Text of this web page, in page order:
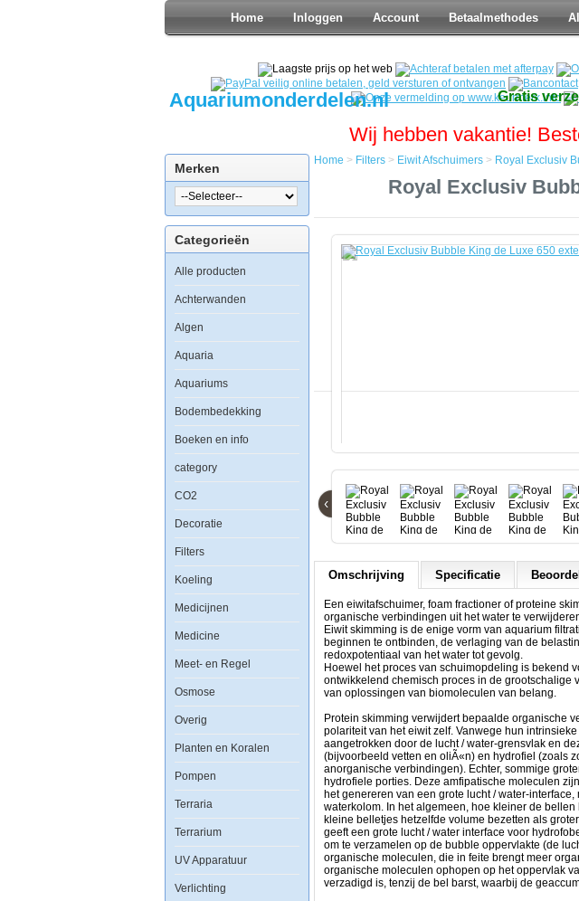
Home Inloggen Account Betaalmethodes
Aquariumonderdelen.nl Gratis
Wij hebben vakantie!
Merken
Categorieën
Alle producten
Achterwanden
Algen
Aquaria
Aquariums
Bodembedekking
Boeken en info
category
CO2
Decoratie
Filters
Koeling
Medicijnen
Medicine
Meet- en Regel
Osmose
Overig
Planten en Koralen
Pompen
Terraria
Terrarium
UV Apparatuur
Verlichting
Afschuimers
Royal
Exclusiv
Exclusiv
Bubble
King
de
650
Een
eiwitafschuimer,
foam
proteine
skimmer
een
apparaat
gebruikt
zeewateraquaria
om
organische
verbindingen
uit
het
Home > Filters > Eiwit Afschuimers > Royal Exclusiv
Royal Exclusiv
‹
Omschrijving Specificatie
Een eiwitafschuimer, foam fractioner of proteine
organische verbindingen uit het water te
Eiwit skimming is de enige vorm van aquarium
beginnen te ontbinden, de verlaging van de
redoxpotentiaal van het water tot gevolg.
Hoewel het proces van schuimopdeling is bekend
ontwikkelend chemisch proces in de
van oplossingen van biomoleculen van belang.
Protein skimming verwijdert bepaalde organische
polariteit van het eiwit zelf. Vanwege hun
aangetrokken door de lucht / water-grensvlak en
(bijvoorbeeld vetten en oliÃ«n) en hydrofiel (zoals
anorganische verbindingen). Echter, sommige
hydrofiele porties. Deze amfipatische moleculen
het genereren van een grote lucht / water-
waterkolom. In het algemeen, hoe kleiner de
kleine belletjes hetzelfde volume bezetten als
geeft een grote lucht / water interface voor
om te verzamelen op de bubble oppervlakte (de
organische moleculen, die in feite brengt meer
organische moleculen ophopen op het oppervlak
verzadigd is, tenzij de bel barst, waarbij de